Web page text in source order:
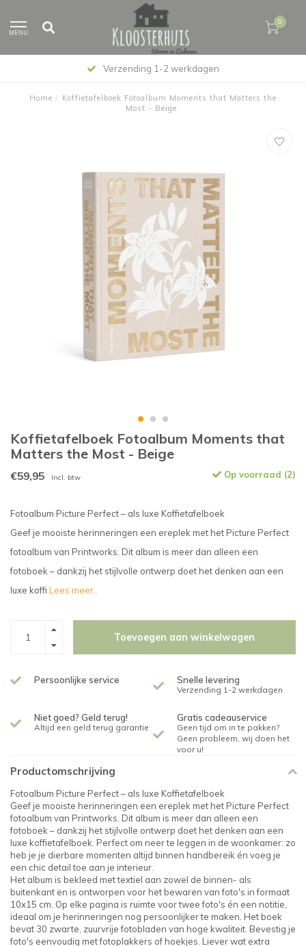
MENU
0
Verzending 1-2 werkdagen
Home / Koffietafelboek Fotoalbum Moments that Matters the
Most - Beige
Koffietafelboek Fotoalbum Moments that
Matters the Most - Beige
€59,95 Incl. btw Op voorraad (2)
Fotoalbum Picture Perfect – als luxe Koffietafelboek
Geef je mooiste herinneringen een ereplek met het Picture Perfect
fotoalbum van Printworks. Dit album is meer dan alleen een
fotoboek – dankzij het stijlvolle ontwerp doet het denken aan een
luxe koffi Lees meer..
Toevoegen aan winkelwagen
Persoonlijke service Snelle levering
Verzending 1-2 werkdagen
Niet goed? Geld terug!
Altijd een geld terug garantie
Gratis cadeauservice
Geen tijd om in te pakken?
Geen probleem, wij doen het
voor u!
Productomschrijving
Fotoalbum Picture Perfect – als luxe Koffietafelboek
Geef je mooiste herinneringen een ereplek met het Picture Perfect
fotoalbum van Printworks. Dit album is meer dan alleen een
fotoboek – dankzij het stijlvolle ontwerp doet het denken aan een
luxe koffietafelboek. Perfect om neer te leggen in de woonkamer: zo
heb je je dierbare momenten altijd binnen handbereik én voeg je
een chic detail toe aan je interieur.
Het album is bekleed met textiel aan zowel de binnen- als
buitenkant en is ontworpen voor het bewaren van foto's in formaat
10x15 cm. Op elke pagina is ruimte voor twee foto's én een notitie,
ideaal om je herinneringen nog persoonlijker te maken. Het boek
bevat 30 zwarte, zuurvrije fotobladen van hoge kwaliteit. Bevestig je
foto's eenvoudig met fotoplakkers of hoekjes. Liever wat extra